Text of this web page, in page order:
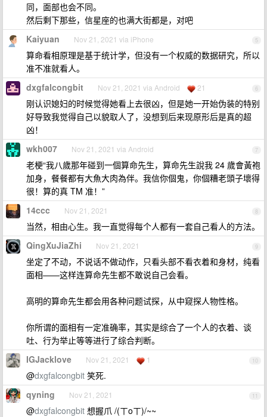
同，面部也会不同。
然后剩下那些，信星座的也满大街都是，对吧
5
Kaiyuan Nov 21, 2021 via iPhone
算命看相原理是基于统计学，但没有一个权威的数据研究，所以
准不准就看人。
6
dxgfalcongbit Nov 21, 2021 via Android 21
刚认识媳妇的时候觉得她看上去很凶，但是她一开始伪装的特别
好导致我觉得自己以貌取人了，没想到后来现原形后是真的超
凶！
7
wkh007 Nov 21, 2021 via Android
老梗“我八歲那年碰到一個算命先生，算命先生說我 24 歲會黃袍
加身，餐餐都有大魚大肉為伴。我信你個鬼，你個糟老頭子壞得
很！算的真 TM 准！”
8
14ccc Nov 21, 2021
当然，相由心生。我一直觉得每个人都有一套自己看人的方法。
9
QingXuJiaZhi Nov 21, 2021
坐定了不动，不说话不做动作，只看头部不看衣着和身材，纯看
面相——这样连算命先生都不敢说自己会看。
高明的算命先生都会用各种问题试探，从中窥探人物性格。
你所谓的面相有一定准确率，其实是综合了一个人的衣着、谈
吐、行为举止等等进行了综合判断。
10
IGJacklove Nov 21, 2021 1
@dxgfalcongbit 笑死.
11
qyning Nov 21, 2021
@dxgfalcongbit 想握爪 /(ㄒoㄒ)/~~